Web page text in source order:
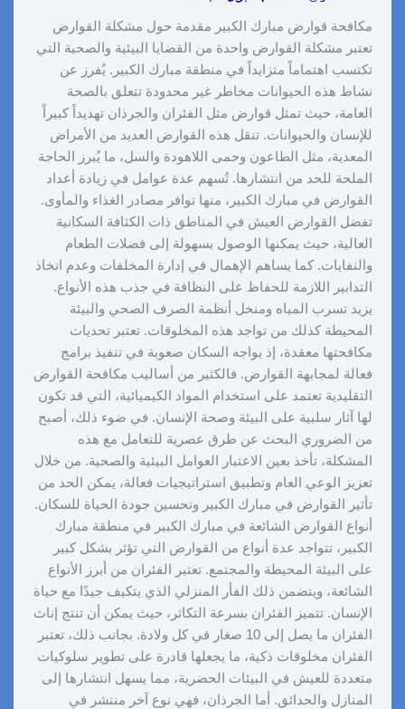
مكافحة قوارض مبارك الكبير مقدمة حول مشكلة القوارض
تعتبر مشكلة القوارض واحدة من القضايا البيئية والصحية التي
تكتسب اهتماماً متزايداً في منطقة مبارك الكبير. يُفرز عن
نشاط هذه الحيوانات مخاطر غير محدودة تتعلق بالصحة
العامة، حيث تمثل قوارض مثل الفئران والجرذان تهديداً كبيراً
للإنسان والحيوانات. تنقل هذه القوارض العديد من الأمراض
المعدية، مثل الطاعون وحمى اللاهودة والسل، ما يُبرز الحاجة
الملحة للحد من انتشارها. تُسهم عدة عوامل في زيادة أعداد
القوارض في مبارك الكبير، منها توافر مصادر الغذاء والمأوى.
تفضل القوارض العيش في المناطق ذات الكثافة السكانية
العالية، حيث يمكنها الوصول بسهولة إلى فضلات الطعام
والنفايات. كما يساهم الإهمال في إدارة المخلفات وعدم اتخاذ
التدابير اللازمة للحفاظ على النظافة في جذب هذه الأنواع.
يزيد تسرب المياه ومنخل أنظمة الصرف الصحي والبيئة
المحيطة كذلك من تواجد هذه المخلوقات. تعتبر تحديات
مكافحتها معقدة، إذ يواجه السكان صعوبة في تنفيذ برامج
فعالة لمجابهة القوارض. فالكثير من أساليب مكافحة القوارض
التقليدية تعتمد على استخدام المواد الكيميائية، التي قد تكون
لها آثار سلبية على البيئة وصحة الإنسان. في ضوء ذلك، أصبح
من الضروري البحث عن طرق عصرية للتعامل مع هذه
المشكلة، تأخذ بعين الاعتبار العوامل البيئية والصحية. من خلال
تعزيز الوعي العام وتطبيق استراتيجيات فعالة، يمكن الحد من
تأثير القوارض في مبارك الكبير وتحسين جودة الحياة للسكان.
أنواع القوارض الشائعة في مبارك الكبير في منطقة مبارك
الكبير، تتواجد عدة أنواع من القوارض التي تؤثر بشكل كبير
على البيئة المحيطة والمجتمع. تعتبر الفئران من أبرز الأنواع
الشائعة، ويتضمن ذلك الفأر المنزلي الذي يتكيف جيدًا مع حياة
الإنسان. تتميز الفئران بسرعة التكاثر، حيث يمكن أن تنتج إناث
الفئران ما يصل إلى 10 صغار في كل ولادة. بجانب ذلك، تعتبر
الفئران مخلوقات ذكية، ما يجعلها قادرة على تطوير سلوكيات
متعددة للعيش في البيئات الحضرية، مما يسهل انتشارها إلى
المنازل والحدائق. أما الجرذان، فهي نوع آخر منتشر في